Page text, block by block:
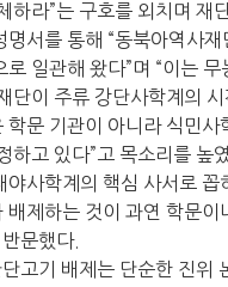
하라”는 구호를 외치며 재
명서를 통해 “동북아역사
로 일관해 왔다”며 “이는
단이 주류 강단사학계의
학문 기관이 아니라 식민
하고 있다”고 목소리를 높
야사학계의 핵심 사서로 꼽
배제하는 것이 과연 학문
문했다.
단고기 배제는 단순한 진위